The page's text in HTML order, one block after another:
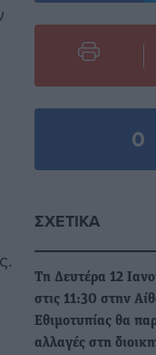
0
ΣΧΕΤΙΚΆ
Τη Δευτέρα 12
στις 11:30 στην
Εθιμοτυπίας θα
αλλαγές στη